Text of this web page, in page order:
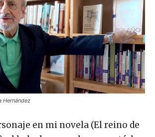
Hernández
en mi novela (El reino de